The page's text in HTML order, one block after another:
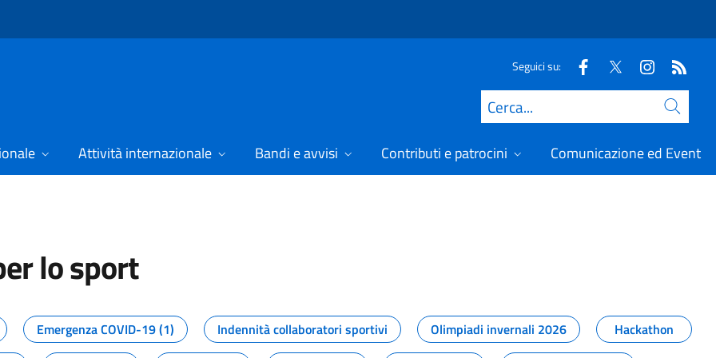
Seguici su:
Cerca
Attività internazionale Bandi e avvisi Contributi e patrocini Comunicazione ed Eventi
lo sport
dal Dipartimento per lo sport
Emergenza COVID-19 (1) Indennità collaboratori sportivi Olimpiadi invernali 2026
Hackathon